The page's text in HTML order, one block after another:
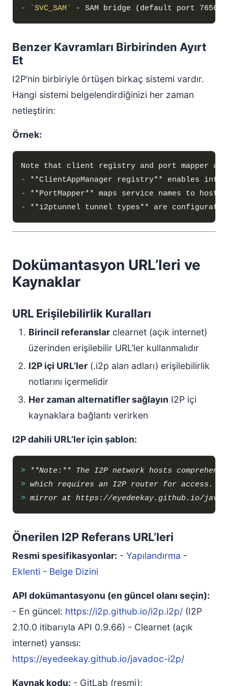
- `SVC_SAM`
Benzer Kavramları Birbirinden Ayırt
Et
I2P’nin birbiriyle örtüşen birkaç sistemi vardır.
Hangi sistemi belgelendirdiğinizi her zaman
netleştirin:
Örnek:
-
-
-
Dokümantasyon URL’leri ve
Kaynaklar
URL Erişilebilirlik Kuralları
Birincil referanslar clearnet (açık internet)
üzerinden erişilebilir URL’ler kullanmalıdır
I2P içi URL’ler (.i2p alan adları) erişilebilirlik
notlarını içermelidir
Her zaman alternatifler sağlayın I2P içi
kaynaklara bağlantı verirken
I2P dahili URL’ler için şablon:
>
>
>
Önerilen I2P Referans URL’leri
Resmi spesifikasyonlar: - Yapılandırma -
Eklenti - Belge Dizini
API dokümantasyonu (en güncel olanı seçin):
- En güncel: https://i2p.github.io/i2p.i2p/ (I2P
2.10.0 itibarıyla API 0.9.66) - Clearnet (açık
internet) yansısı:
https://eyedeekay.github.io/javadoc-i2p/
Kaynak kodu: - GitLab (resmi):